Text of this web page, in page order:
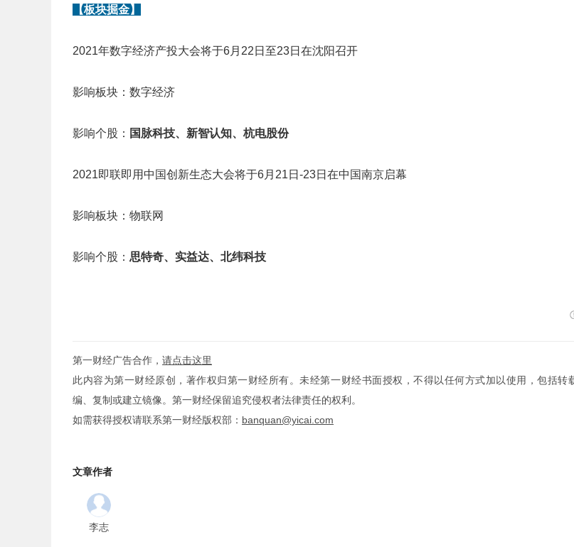
【板块掘金】
2021年数字经济产投大会将于6月22日至23日在沈阳召开
影响板块：数字经济
影响个股： 国脉科技、新智认知、杭电股份
2021即联即用中国创新生态大会将于6月21日-23日在中国南京启幕
影响板块：物联网
影响个股： 思特奇、实益达、北纬科技
第一财经广告合作， 请点击这里
此内容为第一财经原创，著作权归第一财经所有。未经第一财经书面授权，不得以任何方式加以使用，包括转
编、复制或建立镜像。第一财经保留追究侵权者法律责任的权利。
如需获得授权请联系第一财经版权部： banquan@yicai.com
文章作者
李志